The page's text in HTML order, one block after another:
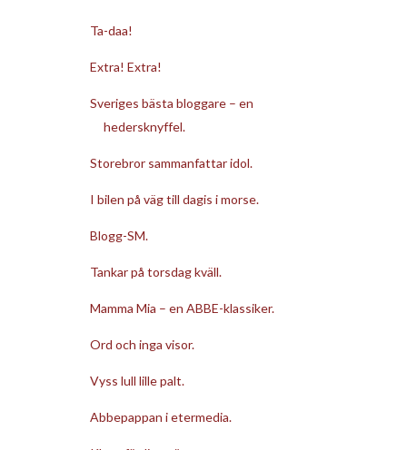
Ta-daa!
Extra! Extra!
Sveriges bästa bloggare – en
hedersknyffel.
Storebror sammanfattar idol.
I bilen på väg till dagis i morse.
Blogg-SM.
Tankar på torsdag kväll.
Mamma Mia – en ABBE-klassiker.
Ord och inga visor.
Vyss lull lille palt.
Abbepappan i etermedia.